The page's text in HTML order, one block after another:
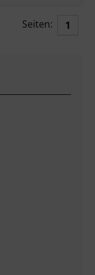
Seiten: 1